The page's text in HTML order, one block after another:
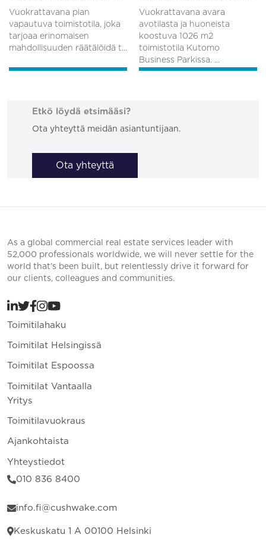
Vuokrattavana pian
vapautuva toimistotila, joka
tarjoaa erinomaisen
mahdollisuuden räätälöidä t...
Vuokrattavana avara
avotilasta ja huoneista
koostuva 1026 m2
toimistotila Kutomo
Business Parkissa. ...
Etkö löydä etsimääsi?
Ota yhteyttä meidän asiantuntijaan.
Ota yhteyttä
As a global commercial real estate services leader with
52,000 professionals worldwide, we will never settle for the
world that’s been built, but relentlessly drive it forward for
our clients, colleagues and communities.
Toimitilahaku
Toimitilat Helsingissä
Toimitilat Espoossa
Toimitilat Vantaalla
Yritys
Toimitilavuokraus
Ajankohtaista
Yhteystiedot
010 836 8400
info.fi@cushwake.com
Keskuskatu 1 A 00100 Helsinki